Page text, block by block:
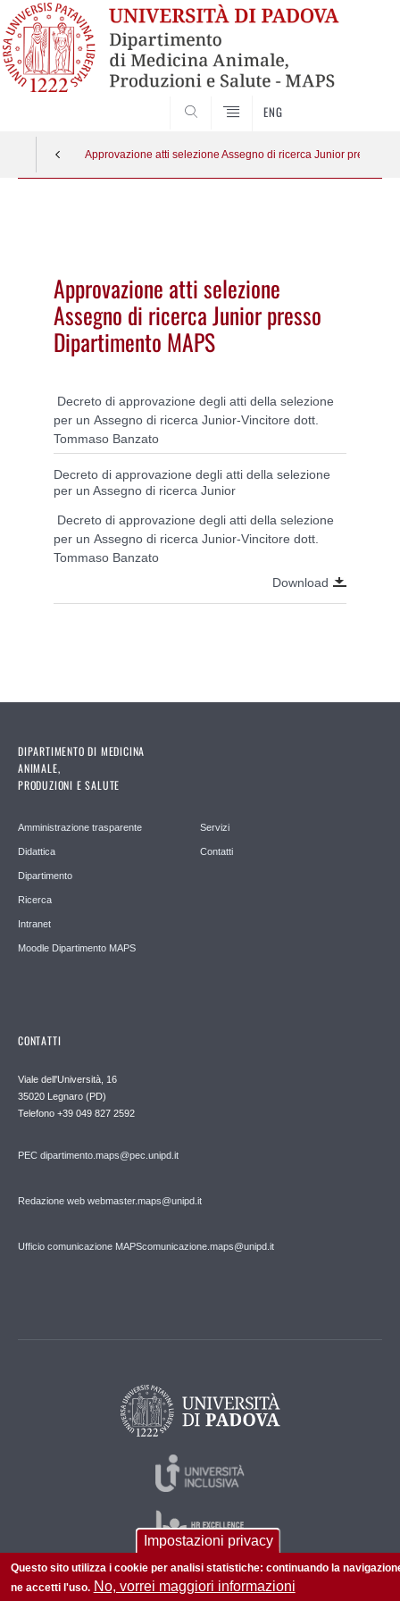
ENG
Approvazione atti selezione Assegno di ricerca Junior presso
Approvazione atti selezione
Assegno di ricerca Junior presso
Dipartimento MAPS
Decreto di approvazione degli atti della selezione
per un Assegno di ricerca Junior-Vincitore dott.
Tommaso Banzato
Decreto di approvazione degli atti della selezione
per un Assegno di ricerca Junior
Decreto di approvazione degli atti della selezione
per un Assegno di ricerca Junior-Vincitore dott.
Tommaso Banzato
Download
DIPARTIMENTO DI MEDICINA
ANIMALE,
PRODUZIONI E SALUTE
Amministrazione trasparente
Didattica
Dipartimento
Ricerca
Intranet
Moodle Dipartimento MAPS
Servizi
Contatti
CONTATTI
Viale dell'Università, 16
35020 Legnaro (PD)
Telefono +39 049 827 2592
PEC dipartimento.maps@pec.unipd.it
Redazione web webmaster.maps@unipd.it
Ufficio comunicazione MAPScomunicazione.maps@unipd.it
Impostazioni privacy
Questo sito utilizza i cookie per analisi statistiche: continuando la
ne accetti l'uso. No, vorrei maggiori informazioni